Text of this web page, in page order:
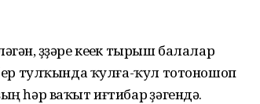
үҙҙәре кеүек тырыш балалар
тулҡында ҡулға-ҡул тотоношоп
һәр ваҡыт иғтибар үҙәгендә.